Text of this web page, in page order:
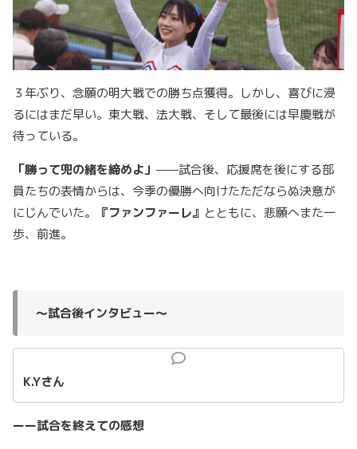
３年ぶり、念願の明大戦での勝ち点獲得。しかし、喜びに浸
るにはまだ早い。東大戦、法大戦、そして最後には早慶戦が
待っている。
「勝って兜の緒を締めよ」 ——試合後、応援席を後にする部
員たちの表情からは、今季の優勝へ向けたただならぬ決意が
にじんでいた。
『ファンファーレ』 とともに、悲願へまた一
歩、前進。
〜試合後インタビュー〜
K.Yさん
ーー試合を終えての感想